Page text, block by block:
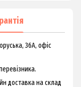
36А, офіс
доставка на склад